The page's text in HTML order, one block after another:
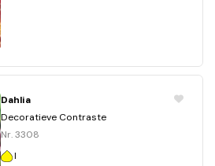
Dahlia
Decoratieve Contraste
Nr. 3308
I